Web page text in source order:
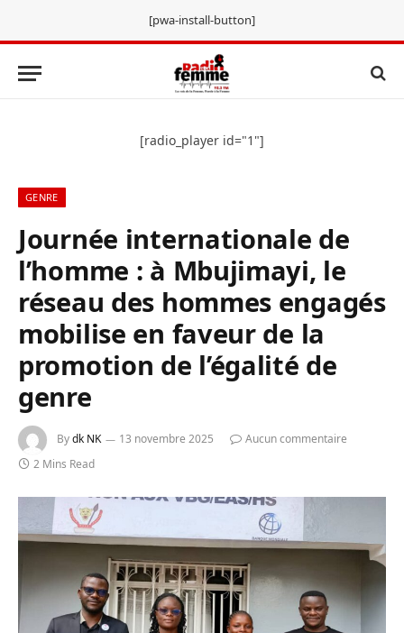
[pwa-install-button]
[radio_player id="1"]
GENRE
Journée internationale de
l’homme : à Mbujimayi, le
réseau des hommes engagés
mobilise en faveur de la
promotion de l’égalité de
genre
Bydk NK 13 novembre 2025
Aucun commentaire
2 Mins Read